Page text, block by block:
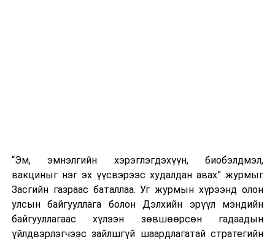
“Эм, эмнэлгийн хэрэглэгдэхүүн, биобэлдмэл,
вакциныг нэг эх үүсвэрээс худалдан авах” журмыг
Засгийн газраас баталлаа. Уг журмын хүрээнд олон
улсын байгууллага болон Дэлхийн эрүүл мэндийн
байгууллагаас хүлээн зөвшөөрсөн гадаадын
үйлдвэрлэгчээс зайлшгүй шаардлагатай стратегийн